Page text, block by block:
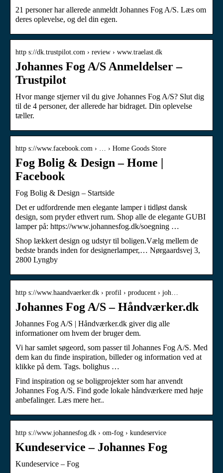
21 personer har allerede anmeldt Johannes Fog A/S. Læs om
deres oplevelse, og del din egen.
http s://dk.trustpilot.com › review › www.traelast.dk
Johannes Fog A/S Anmeldelser –
Trustpilot
Hvor mange stjerner vil du give Johannes Fog A/S? Slut dig
til de 4 personer, der allerede har bidraget. Din oplevelse
tæller.
http s://www.facebook.com › … › Home Goods Store
Fog Bolig & Design – Home |
Facebook
Fog Bolig & Design – Startside
Det er udfordrende men elegante lamper i tidløst dansk
design, som pryder ethvert rum. Shop alle de elegante GUBI
lamper på: https://www.johannesfog.dk/soegning …
Shop lækkert design og udstyr til boligen.Vælg mellem de
bedste brands inden for designerlamper,… Nørgaardsvej 3,
2800 Lyngby
http s://www.haandvaerker.dk › profil › producent › joh…
Johannes Fog A/S – Håndværker.dk
Johannes Fog A/S | Håndværker.dk giver dig alle
informationer om hvem der bruger dem.
Vi har samlet søgeord, som passer til Johannes Fog A/S. Med
dem kan du finde inspiration, billeder og information ved at
klikke på dem. Tags. bolighus …
Find inspiration og se boligprojekter som har anvendt
Johannes Fog A/S. Find gode lokale håndværkere med høje
anbefalinger. Læs mere her..
http s://www.johannesfog.dk › om-fog › kundeservice
Kundeservice – Johannes Fog
Kundeservice – Fog